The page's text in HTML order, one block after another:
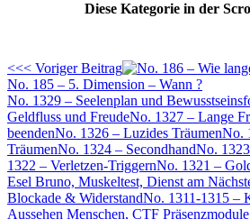
Diese Kategorie in der
<<< Voriger Beitrag
No. 185 – 5. Dimension – Wann ?
No. 1329 – Seelenplan und
Geldfluss und FreudeNo. 1327 – Lange
beendenNo. 1326 – Luzides TräumenNo.
TräumenNo. 1324 – SecondhandNo.
1322 – Verletzen-TriggernNo. 1321 –
Esel Bruno, Muskeltest, Dienst am
Blockade & WiderstandNo. 1311-1315 –
Aussehen Menschen, CTF